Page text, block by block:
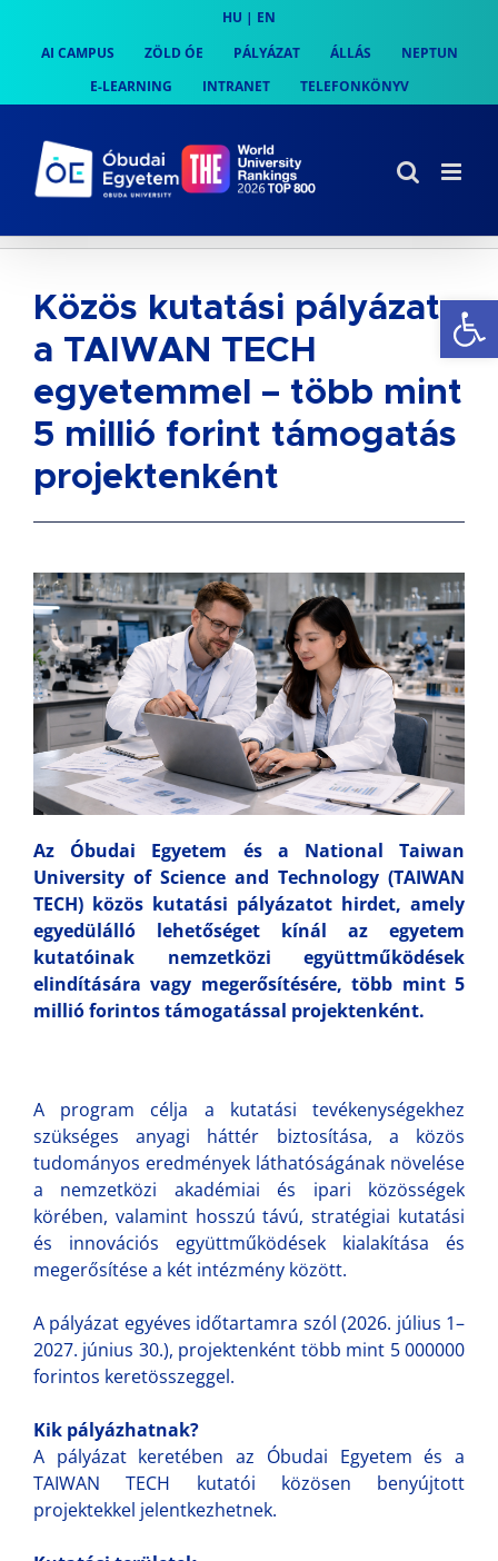
content
HU | EN
AI CAMPUS
ZÖLD ÓE PÁLYÁZAT ÁLLÁS
NEPTUN
E-LEARNING
INTRANET TELEFONKÖNYV
Közös kutatási pályázat
a TAIWAN TECH
egyetemmel – több mint
5 millió forint támogatás
projektenként
Az Óbudai Egyetem és a National Taiwan
University of Science and Technology (TAIWAN
TECH) közös kutatási pályázatot hirdet, amely
egyedülálló lehetőséget kínál az egyetem
kutatóinak nemzetközi együttműködések
elindítására vagy megerősítésére, több mint 5
millió forintos támogatással projektenként.
A program célja a kutatási tevékenységekhez
szükséges anyagi háttér biztosítása, a közös
tudományos eredmények láthatóságának növelése
a nemzetközi akadémiai és ipari közösségek
körében, valamint hosszú távú, stratégiai kutatási
és innovációs együttműködések kialakítása és
megerősítése a két intézmény között.
A pályázat egyéves időtartamra szól (2026. július 1–
2027. június 30.), projektenként több mint 5 000000
forintos keretösszeggel.
Kik pályázhatnak?
A pályázat keretében az Óbudai Egyetem és a
TAIWAN TECH kutatói közösen benyújtott
projektekkel jelentkezhetnek.